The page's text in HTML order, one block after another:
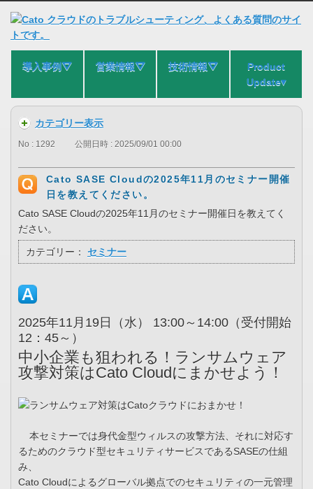
導入事例⛛ 営業情報⛛ 技術情報⛛
Product
Update▾
カテゴリー表示
No : 1292 公開日時 : 2025/09/01 00:00
Cato SASE Cloudの2025年11月のセミナー開催
日を教えてください。
Cato SASE Cloudの2025年11月のセミナー開催日を教えてく
ださい。
カテゴリー： セミナー
2025年11月19日（水） 13:00～14:00（受付開始
12：45～）
中小企業も狙われる！ランサムウェア
攻撃対策はCato Cloudにまかせよう！
本セミナーでは身代金型ウィルスの攻撃方法、それに対応す
るためのクラウド型セキュリティサービスであるSASEの仕組
み、
Cato Cloudによるグローバル拠点でのセキュリティの一元管理